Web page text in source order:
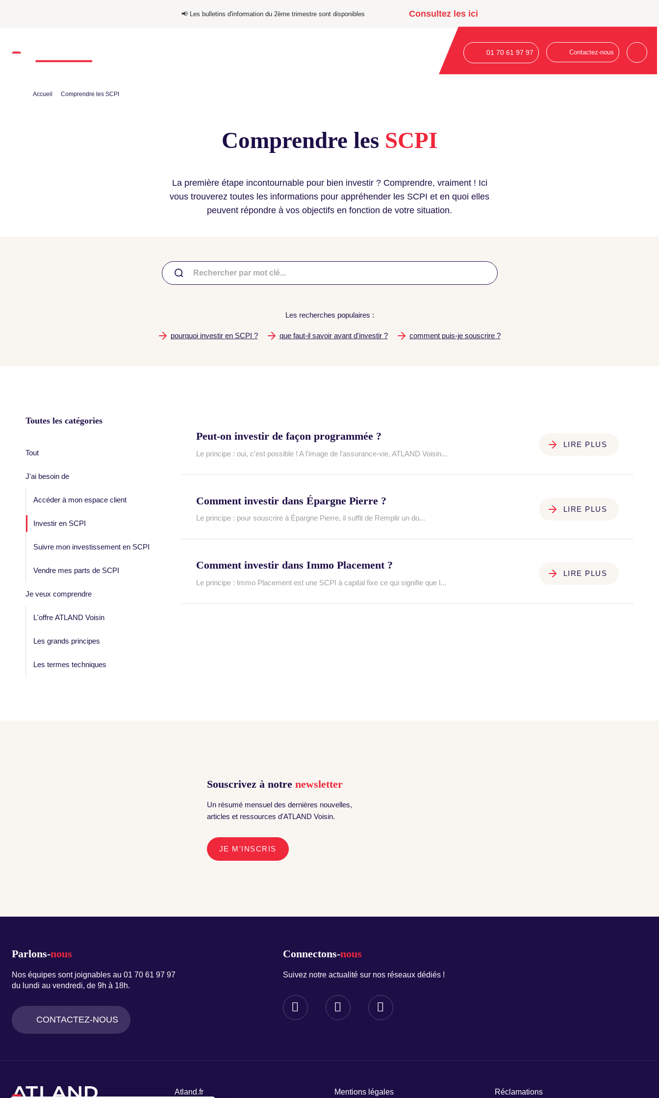
📢​​ Les bulletins d'information du 2ème trimestre sont disponibles Consultez les ici
01 70 61 97 97 Contactez-nous
Accueil Comprendre les SCPI
Comprendre les SCPI
La première étape incontournable pour bien investir ? Comprendre, vraiment ! Ici
vous trouverez toutes les informations pour appréhender les SCPI et en quoi elles
peuvent répondre à vos objectifs en fonction de votre situation.
Les recherches populaires :
pourquoi investir en SCPI ? que faut-il savoir avant d'investir ? comment puis-je souscrire ?
Toutes les catégories
Tout
J'ai besoin de
Accéder à mon espace client
Investir en SCPI
Suivre mon investissement en SCPI
Vendre mes parts de SCPI
Je veux comprendre
L'offre ATLAND Voisin
Les grands principes
Les termes techniques
Peut-on investir de façon programmée ?
Le principe : oui, c'est possible ! A l'image de l'assurance-vie, ATLAND Voisin...
LIRE PLUS
Comment investir dans Épargne Pierre ?
Le principe : pour souscrire à Épargne Pierre, il suffit de Remplir un do...
LIRE PLUS
Comment investir dans Immo Placement ?
Le principe : Immo Placement est une SCPI à capital fixe ce qui signifie que l...
LIRE PLUS
Souscrivez à notre newsletter
Un résumé mensuel des dernières nouvelles,
articles et ressources d'ATLAND Voisin.
JE M'INSCRIS
Parlons-nous
Nos équipes sont joignables au 01 70 61 97 97
du lundi au vendredi, de 9h à 18h.
CONTACTEZ-NOUS
Connectons-nous
Suivez notre actualité sur nos réseaux dédiés !
Atland.fr Mentions légales Réclamations